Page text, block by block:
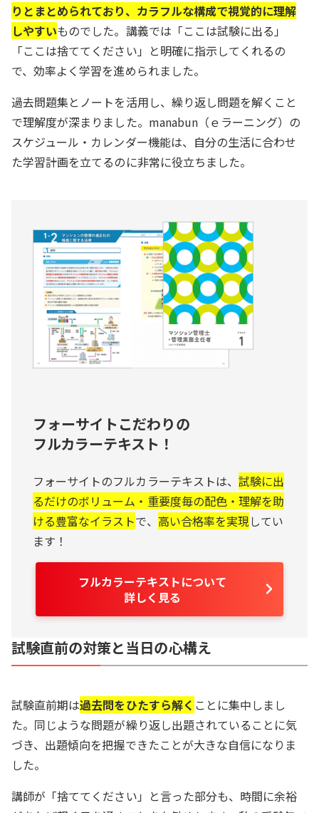
りとまとめられており、カラフルな構成で視覚的に理解
しやすいものでした。講義では「ここは試験に出る」
「ここは捨ててください」と明確に指示してくれるの
で、効率よく学習を進められました。
過去問題集とノートを活用し、繰り返し問題を解くこと
で理解度が深まりました。manabun（ｅラーニング）の
スケジュール・カレンダー機能は、自分の生活に合わせ
た学習計画を立てるのに非常に役立ちました。
フォーサイトこだわりの
フルカラーテキスト！
フォーサイトのフルカラーテキストは、 試験に出
るだけのボリューム・重要度毎の配色・理解を助
ける豊富なイラストで、 高い合格率を実現 してい
ます！
フルカラーテキストについて
詳しく見る
試験直前の対策と当日の心構え
試験直前期は過去問をひたすら解く ことに集中しまし
た。同じような問題が繰り返し出題されていることに気
づき、出題傾向を把握できたことが大きな自信になりま
した。
講師が「捨ててください」と言った部分も、時間に余裕